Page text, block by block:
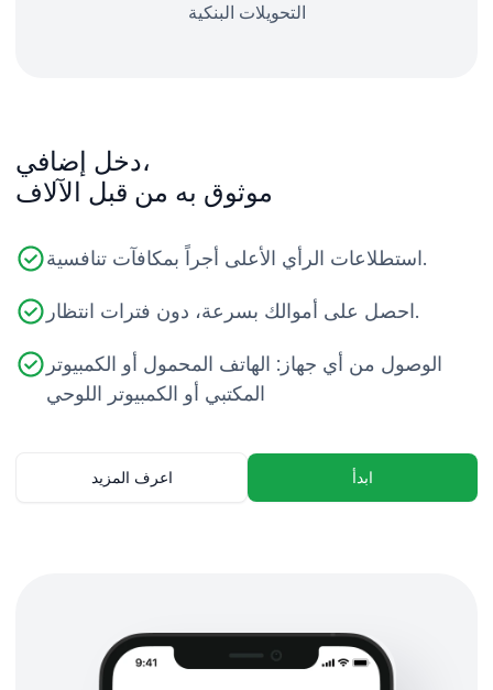
التحويلات البنكية
دخل إضافي،
موثوق به من قبل الآلاف
استطلاعات الرأي الأعلى أجراً بمكافآت تنافسية.
احصل على أموالك بسرعة، دون فترات انتظار.
الوصول من أي جهاز: الهاتف المحمول أو الكمبيوتر
المكتبي أو الكمبيوتر اللوحي
اعرف المزيد ابدأ